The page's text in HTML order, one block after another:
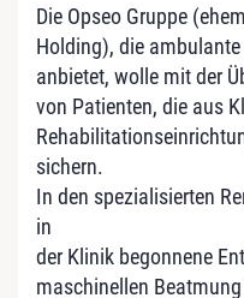
Die Opseo Gruppe
Holding), die
anbietet, wolle mit der
von Patienten, die aus
sichern.
In den spezialisierten
in
der Klinik begonnene
maschinellen